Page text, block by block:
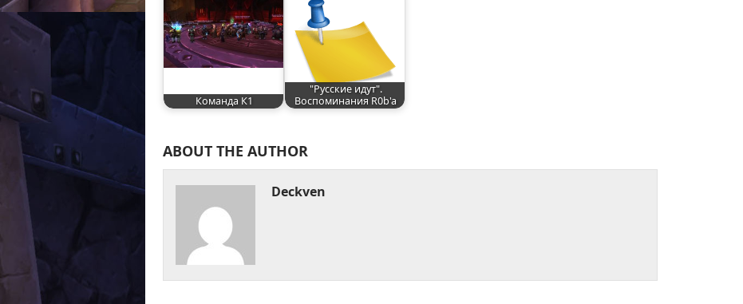
Команда К1
"Русские идут".
Воспоминания R0b'a
ABOUT THE AUTHOR
Deckven